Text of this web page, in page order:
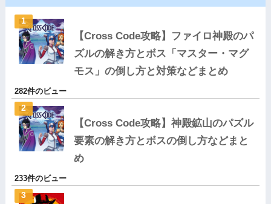
【Cross Code攻略】ファイロ神殿のパ
ズルの解き方とボス「マスター・マグ
モス」の倒し方と対策などまとめ
282件のビュー
【Cross Code攻略】神殿鉱山のパズル
要素の解き方とボスの倒し方などまと
め
233件のビュー